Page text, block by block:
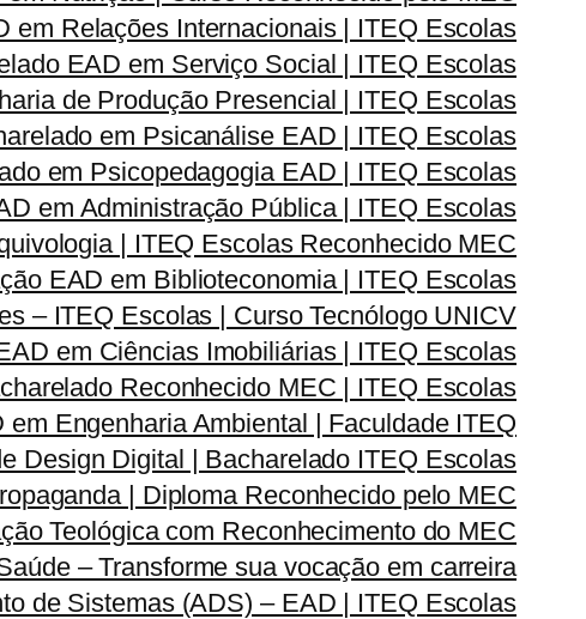
em Relações Internacionais | ITEQ Escolas
EAD em Serviço Social | ITEQ Escolas
de Produção Presencial | ITEQ Escolas
em Psicanálise EAD | ITEQ Escolas
em Psicopedagogia EAD | ITEQ Escolas
em Administração Pública | ITEQ Escolas
| ITEQ Escolas Reconhecido MEC
EAD em Biblioteconomia | ITEQ Escolas
– ITEQ Escolas | Curso Tecnólogo UNICV
em Ciências Imobiliárias | ITEQ Escolas
Reconhecido MEC | ITEQ Escolas
em Engenharia Ambiental | Faculdade ITEQ
Design Digital | Bacharelado ITEQ Escolas
| Diploma Reconhecido pelo MEC
Teológica com Reconhecimento do MEC
– Transforme sua vocação em carreira
de Sistemas (ADS) – EAD | ITEQ Escolas